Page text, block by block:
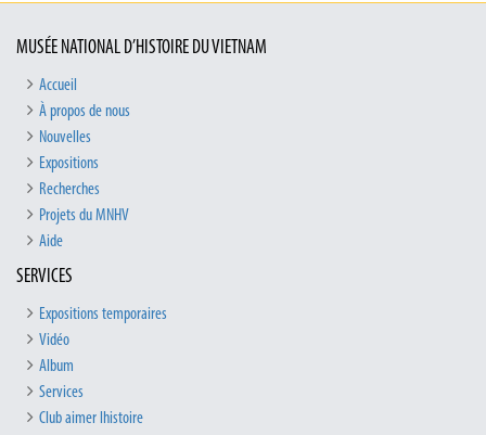
MUSÉE NATIONAL D’HISTOIRE DU VIETNAM
Accueil
À propos de nous
Nouvelles
Expositions
Recherches
Projets du MNHV
Aide
SERVICES
Expositions temporaires
Vidéo
Album
Services
Club aimer lhistoire